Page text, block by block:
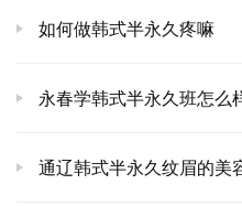
如何做韩式半永久疼嘛
永春学韩式半永久班怎么
通辽韩式半永久纹眉的美